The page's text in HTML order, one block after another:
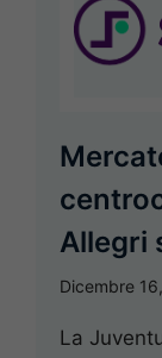
Allegri
Dicembre
La